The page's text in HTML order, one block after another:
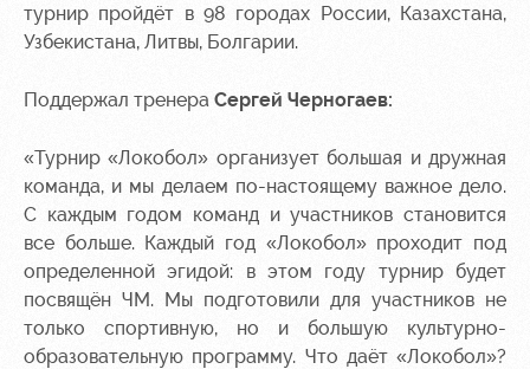
турнир пройдёт в 98 городах России, Казахстана,
Узбекистана, Литвы, Болгарии.
Поддержал тренера Сергей Черногаев:
«Турнир «Локобол» организует большая и дружная
команда, и мы делаем по-настоящему важное дело.
С каждым годом команд и участников становится
все больше. Каждый год «Локобол» проходит под
определенной эгидой: в этом году турнир будет
посвящён ЧМ. Мы подготовили для участников не
только спортивную, но и большую культурно-
образовательную программу. Что даёт «Локобол»?